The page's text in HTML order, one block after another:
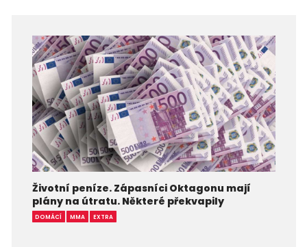
Životní peníze. Zápasníci Oktagonu mají
plány na útratu. Některé překvapily
DOMÁCÍ MMA EXTRA